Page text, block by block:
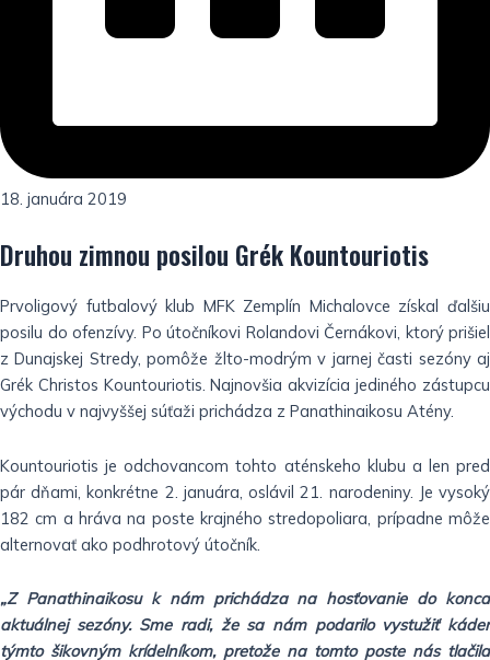
18. januára 2019
Druhou zimnou posilou Grék Kountouriotis
Prvoligový futbalový klub MFK Zemplín Michalovce získal ďalšiu
posilu do ofenzívy. Po útočníkovi Rolandovi Černákovi, ktorý prišiel
z Dunajskej Stredy, pomôže žlto-modrým v jarnej časti sezóny aj
Grék Christos Kountouriotis. Najnovšia akvizícia jediného zástupcu
východu v najvyššej súťaži prichádza z Panathinaikosu Atény.
Kountouriotis je odchovancom tohto aténskeho klubu a len pred
pár dňami, konkrétne 2. januára, oslávil 21. narodeniny. Je vysoký
182 cm a hráva na poste krajného stredopoliara, prípadne môže
alternovať ako podhrotový útočník.
„Z Panathinaikosu k nám prichádza na hosťovanie do konca
aktuálnej sezóny. Sme radi, že sa nám podarilo vystužiť káder
týmto šikovným krídelníkom, pretože na tomto poste nás tlačila